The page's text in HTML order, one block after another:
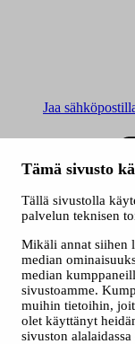
Tämä sivusto
Tällä sivustolla
palvelun teknisen
Mikäli annat siihen
median
median
sivustoamme.
muihin tietoihin,
olet käyttänyt
sivuston alalaidassa
Jaa
Jaa